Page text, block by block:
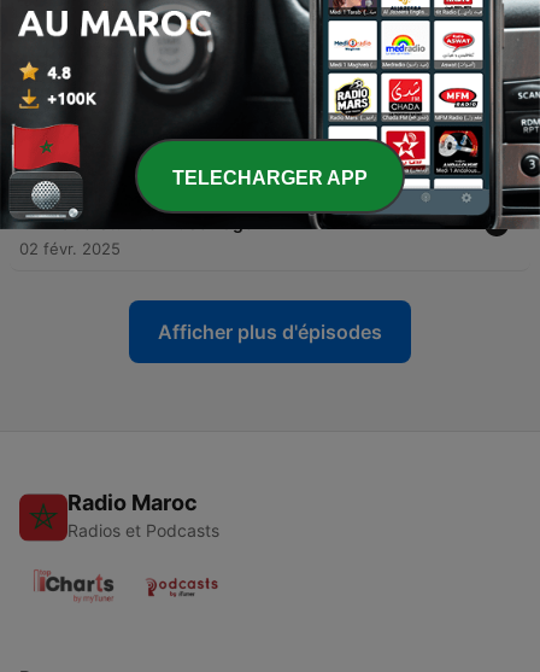
35 - #35 Probezeitkündigung trotz vorheriger Zusage
- ist das rechtlich zulässig?
22 juin 2025
34 - #34 Schwangere versäumt Klagefrist: Ist der
Kündigungsschutz dahin?
11 mai 2025
33 - #33 Teilzeit in der Pflege: Urteil sorgt für faire
Überstundenzuschläge
02 févr. 2025
Afficher plus d'épisodes
Radio Maroc
Radios et Podcasts
TELECHARGER APP